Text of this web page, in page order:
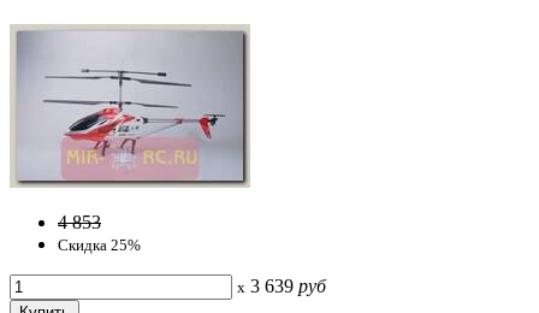
4 853
Скидка 25%
x 3 639 руб